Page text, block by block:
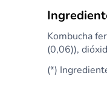
Kombucha
(0,06)),
(*)